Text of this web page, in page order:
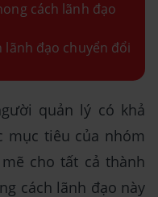
cách lãnh đạo
lãnh đạo chuyển đổi
quản lý có khả
mục tiêu của nhóm
cho tất cả thành
cách lãnh đạo này